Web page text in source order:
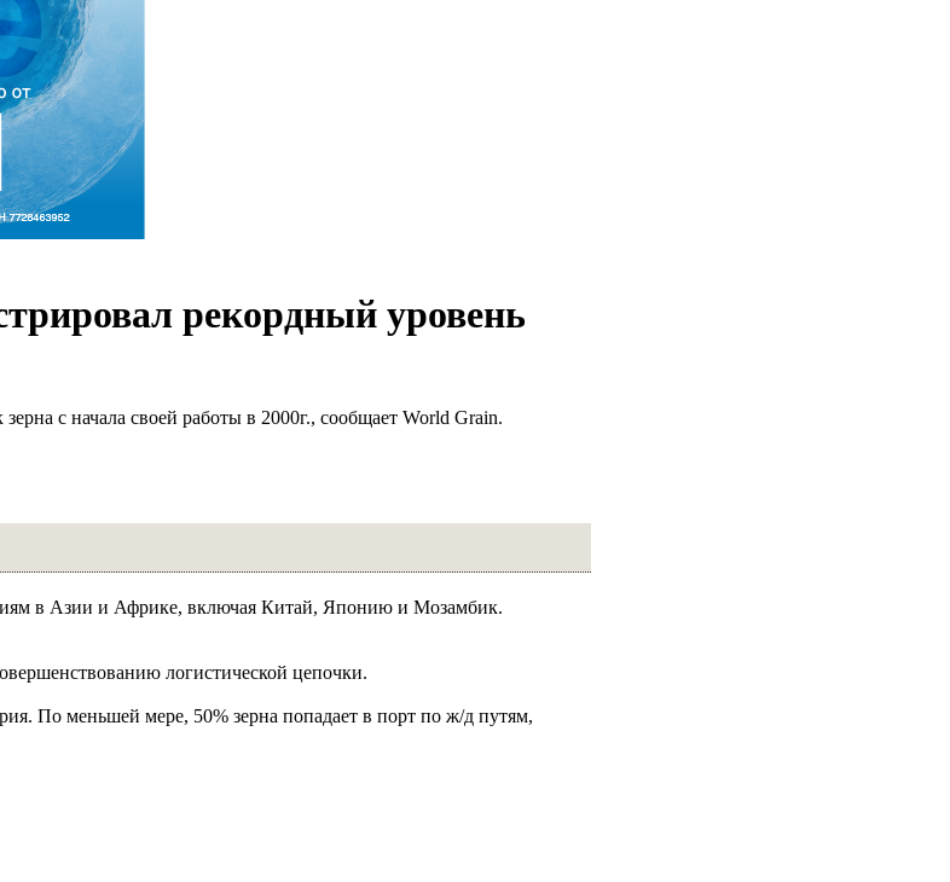
рекордный уровень
с начала своей работы в 2000г., сообщает World Grain.
в Азии и Африке, включая Китай, Японию и Мозамбик.
логистической цепочки.
По меньшей мере, 50% зерна попадает в порт по ж/д путям,